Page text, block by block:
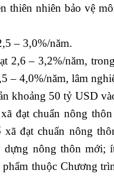
thiên nhiên bảo vệ
– 3,0%/năm.
2,6 – 3,2%/năm,
– 4,0%/năm, lâm
khoảng 50 tỷ USD
đạt chuẩn nông
đạt chuẩn nông
dựng nông thôn
thuộc Chương